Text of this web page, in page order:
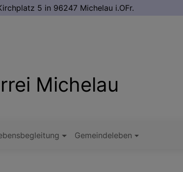
5 in 96247 Michelau i.OFr.
Michelau
Gemeindeleben